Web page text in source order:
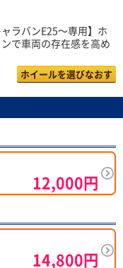
ラバンE25～専用】ホ
で車両の存在感を高め
ホイールを選びなおす
12,000円
14,800円